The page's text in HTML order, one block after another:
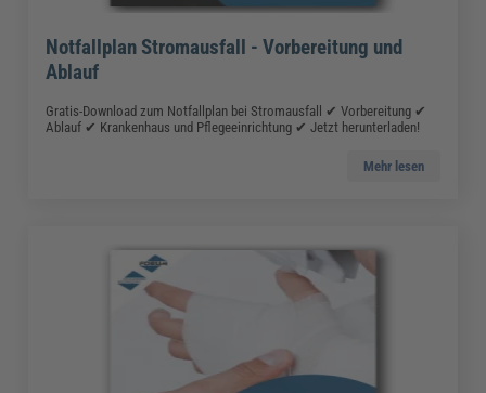
Notfallplan Stromausfall - Vorbereitung und
Ablauf
Gratis-Download zum Notfallplan bei Stromausfall ✔ Vorbereitung ✔
Ablauf ✔ Krankenhaus und Pflegeeinrichtung ✔ Jetzt herunterladen!
Mehr lesen